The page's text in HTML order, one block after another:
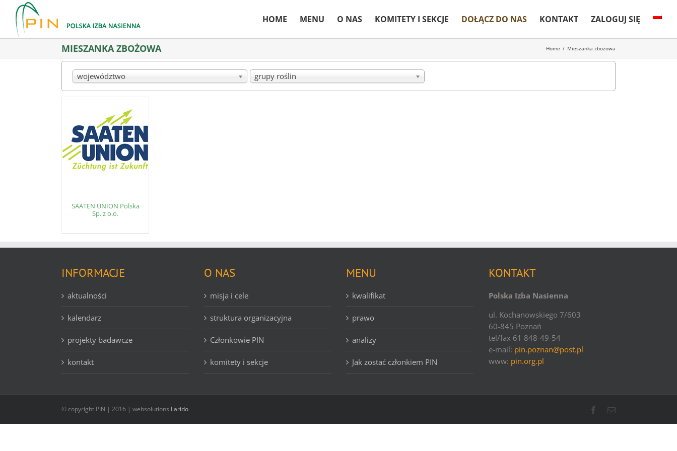
content
HOME MENU O NAS KOMITETY I SEKCJE DOŁĄCZ DO NAS KONTAKT ZALOGUJ SIĘ
MIESZANKA ZBOŻOWA Home / Mieszanka zbożowa
województwo grupy roślin
SAATEN UNION Polska
Sp. z o.o.
INFORMACJE
aktualności
kalendarz
projekty badawcze
kontakt
O NAS
misja i cele
struktura organizacyjna
Członkowie PIN
komitety i sekcje
MENU
kwalifikat
prawo
analizy
Jak zostać członkiem PIN
KONTAKT
Polska Izba Nasienna
ul. Kochanowskiego 7/603
60-845 Poznań
tel/fax 61 848-49-54
e-mail: pin.poznan@post.pl
www: pin.org.pl
© copyright PIN | 2016 | websolutions Larido Facebook
Email